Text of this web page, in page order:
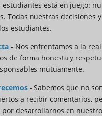
estudiantes está en juego:
Todas nuestras decisiones
estudiantes.
- Nos enfrentamos a la
de forma honesta y
mutuamente.
- Sabemos que no
a recibir comentarios,
por desarrollarnos en